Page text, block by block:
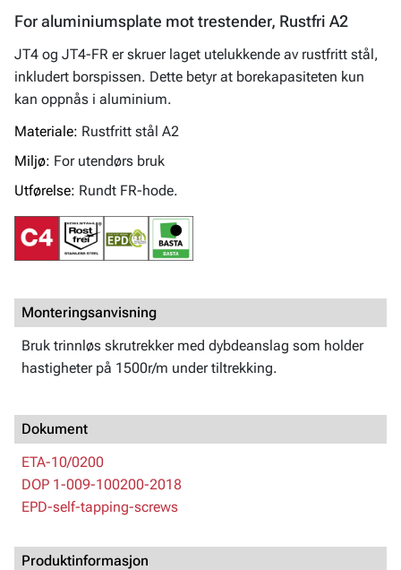
For aluminiumsplate mot trestender, Rustfri A2
JT4 og JT4-FR er skruer laget utelukkende av rustfritt stål,
inkludert borspissen. Dette betyr at borekapasiteten kun
kan oppnås i aluminium.
Materiale: Rustfritt stål A2
Miljø: For utendørs bruk
Utførelse: Rundt FR-hode.
Monteringsanvisning
Bruk trinnløs skrutrekker med dybdeanslag som holder
hastigheter på 1500r/m under tiltrekking.
Dokument
ETA-10/0200
DOP 1-009-100200-2018
EPD-self-tapping-screws
Produktinformasjon